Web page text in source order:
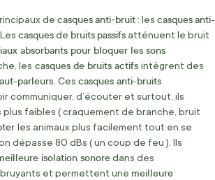
de casquesanti-bruit : les casquesanti-
. Les casquesde bruits passifs atténuent le bruit
absorbants pour bloquer les sons
les casques de bruits actifs intègrent des
parleurs. Ces casques anti-bruits
communiquer, d’écouter et surtout, ils
plus faibles ( craquement de branche, bruit
les animaux plus facilement tout en se
dépasse 80 dBs ( un coup de feu ). Ils
isolation sonoredans des
et permettent une meilleure